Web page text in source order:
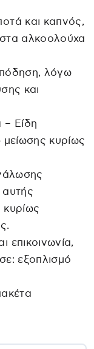
και καπνός,
αλκοολούχα
λόγω
και
– Είδη
μείωσης κυρίως
αυτής
κυρίως
επικοινωνία,
εξοπλισμό